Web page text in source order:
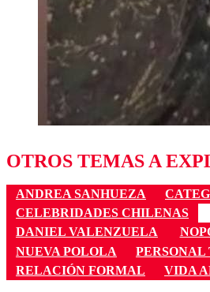
OTROS TEMAS A
ANDREA SANHUEZA
CELEBRIDADES CHILENAS
DANIEL VALENZUELA
NUEVA POLOLA
RELACIÓN FORMAL
VIDA